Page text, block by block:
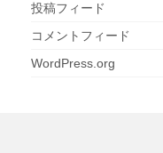
投稿フィード
コメントフィード
WordPress.org